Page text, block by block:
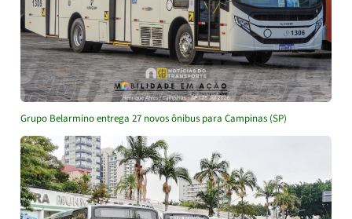
Grupo Belarmino entrega 27 novos ônibus para Campinas (SP)